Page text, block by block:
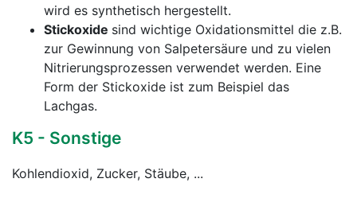
wird es synthetisch hergestellt.
Stickoxide sind wichtige Oxidationsmittel die z.B.
zur Gewinnung von Salpetersäure und zu vielen
Nitrierungsprozessen verwendet werden. Eine
Form der Stickoxide ist zum Beispiel das
Lachgas.
K5 - Sonstige
Kohlendioxid, Zucker, Stäube, ...